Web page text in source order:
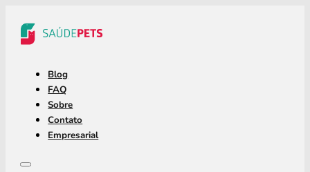
Blog
FAQ
Sobre
Contato
Empresarial